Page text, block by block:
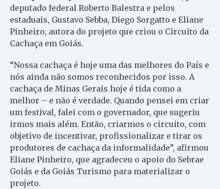
deputado federal Roberto Balestra e pelos
estaduais, Gustavo Sebba, Diego Sorgatto e Eliane
Pinheiro, autora do projeto que criou o Circuito da
Cachaça em Goiás.
“Nossa cachaça é hoje uma das melhores do País e
nós ainda não somos reconhecidos por isso. A
cachaça de Minas Gerais hoje é tida como a
melhor – e não é verdade. Quando pensei em criar
um festival, falei com o governador, que sugeriu
irmos mais além. Então, criarmos o circuito, com
objetivo de incentivar, profissionalizar e tirar os
produtores de cachaça da informalidade”, afirmou
Eliane Pinheiro, que agradeceu o apoio do Sebrae
Goiás e da Goiás Turismo para materializar o
projeto.